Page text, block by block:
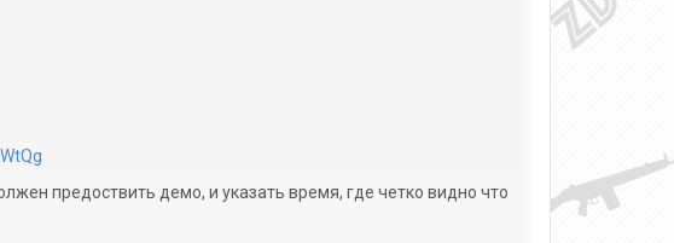
предоствить демо, и указать время, где четко видно что